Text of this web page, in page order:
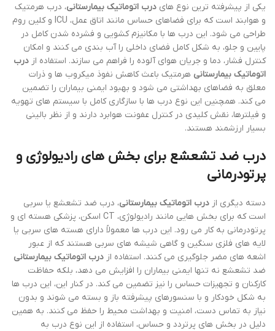
یکی از پیشرفته ترین نوع های درب اتوماتیک بیمارستانی، درب هرمتیک
و هوابند است که برای فضاهای حساس مانند اتاق عمل، ICU و کلین روم
طراحی می شود. این درب ها با مکانیزم کشویی و فشرده شدن کامل در
پایین و جلو، به شکل کامل فضای داخلی را آب بندی می کنند و امکان
کنترل فشار، دما و جریان هوای آلوده را فراهم می سازند. استفاده از درب
اتوماتیک بیمارستانی هرمتیک باعث کاهش نفوذ میکروب ها و ذرات
معلق به فضاهای بهداشتی می شود و بهبود ایمنی بیماران را تضمین
می کند. همچنین این نوع درب ها با سازگاری کامل با سیستم های تهویه
و فیلترها، نقش کلیدی در کنترل عفونت هوابرد دارند و از نظر بالینی
بسیار ارزشمند هستند.
درب ضد تشعشع برای بخش های رادیولوژی و
پرتودرمانی
دسته دیگری از درب اتوماتیک بیمارستانی، درب ضد تشعشع یا سربی
است که برای بخش هایی مانند رادیولوژی، CT اسکن، پزشکی هسته ای و
پرتودرمانی به کار می رود. این درب ها معمولاً دارای هسته های سربی یا
لایه های فلزی سنگین و گاهی شیشه های سربی هستند که از عبور
اشعه های مضر جلوگیری می کنند. استفاده از درب اتوماتیک بیمارستانی
ضد تشعشع نه تنها ایمنی بیماران را افزایش می دهد، بلکه حفاظت
کارکنان و تجهیزات حساس را نیز تضمین می کند. در کنار این، این درب ها
به شکل خودکار و با سنسورهای پیشرفته باز و بسته می شوند و بدون
نیاز به تماس دست، امنیت و بهداشت محیط را حفظ می کنند. به همین
دلیل در بخش های پرتردد و حساس، استفاده از این نوع درب به